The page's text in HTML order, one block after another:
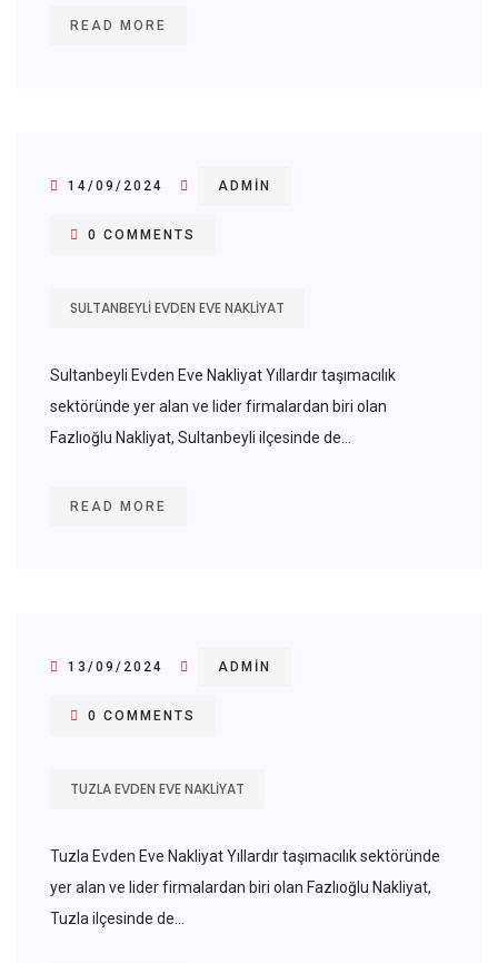
READ MORE
14/09/2024 ADMIN
0 COMMENTS
SULTANBEYLI EVDEN EVE NAKLIYAT
Sultanbeyli Evden Eve Nakliyat Yıllardır taşımacılık
sektöründe yer alan ve lider firmalardan biri olan
Fazlıoğlu Nakliyat, Sultanbeyli ilçesinde de...
READ MORE
13/09/2024 ADMIN
0 COMMENTS
TUZLA EVDEN EVE NAKLIYAT
Tuzla Evden Eve Nakliyat Yıllardır taşımacılık sektöründe
yer alan ve lider firmalardan biri olan Fazlıoğlu Nakliyat,
Tuzla ilçesinde de...